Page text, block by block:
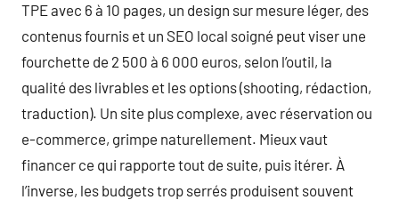
TPE avec 6 à 10 pages, un design sur mesure léger, des
contenus fournis et un SEO local soigné peut viser une
fourchette de 2 500 à 6 000 euros, selon l’outil, la
qualité des livrables et les options (shooting, rédaction,
traduction). Un site plus complexe, avec réservation ou
e-commerce, grimpe naturellement. Mieux vaut
financer ce qui rapporte tout de suite, puis itérer. À
l’inverse, les budgets trop serrés produisent souvent